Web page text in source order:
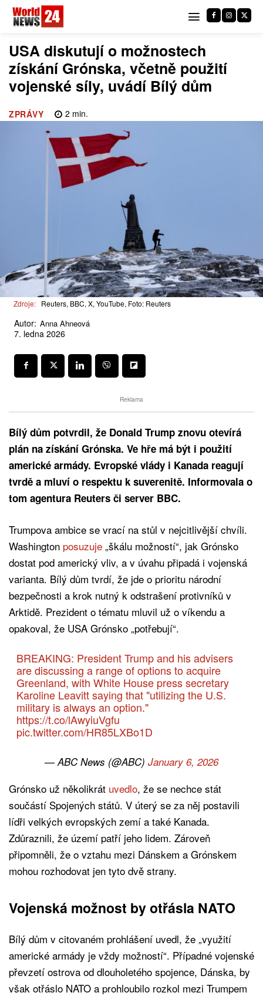
USA diskutují o možnostech
získání Grónska, včetně použití
vojenské síly, uvádí Bílý dům
ZPRÁVY 2 min.
Zdroje: Reuters, BBC, X, YouTube, Foto: Reuters
Autor: Anna Ahneová
7. ledna 2026
Reklama
Bílý dům potvrdil, že Donald Trump znovu otevírá
plán na získání Grónska. Ve hře má být i použití
americké armády. Evropské vlády i Kanada reagují
tvrdě a mluví o respektu k suverenitě. Informovala o
tom agentura Reuters či server BBC.
Trumpova ambice se vrací na stůl v nejcitlivější chvíli.
Washington posuzuje „škálu možností“, jak Grónsko
dostat pod americký vliv, a v úvahu připadá i vojenská
varianta. Bílý dům tvrdí, že jde o prioritu národní
bezpečnosti a krok nutný k odstrašení protivníků v
Arktidě. Prezident o tématu mluvil už o víkendu a
opakoval, že USA Grónsko „potřebují“.
BREAKING: President Trump and his advisers
are discussing a range of options to acquire
Greenland, with White House press secretary
Karoline Leavitt saying that "utilizing the U.S.
military is always an option."
https://t.co/lAwyiuVgfu
pic.twitter.com/HR85LXBo1D
— ABC News (@ABC) January 6, 2026
Grónsko už několikrát uvedlo, že se nechce stát
součástí Spojených států. V úterý se za něj postavili
lídři velkých evropských zemí a také Kanada.
Zdůraznili, že území patří jeho lidem. Zároveň
připomněli, že o vztahu mezi Dánskem a Grónskem
mohou rozhodovat jen tyto dvě strany.
Vojenská možnost by otřásla NATO
Bílý dům v citovaném prohlášení uvedl, že „využití
americké armády je vždy možností“. Případné vojenské
převzetí ostrova od dlouholetého spojence, Dánska, by
však otřáslo NATO a prohloubilo rozkol mezi Trumpem